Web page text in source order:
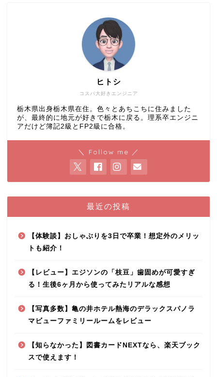
コスパ大好きエンジニア
ヒトシ
栃木県出身栃木県在住。色々とあちこちに住みました
が、最終的に地元が好きで栃木に戻る。理系卒エンジニ
アだけど簿記2級とFP2級に合格。
＼ Follow me ／
最近の投稿
【体験談】おしゃぶりを3日で卒業！想定外のメリッ
トも紹介！
【レビュー】エジソンの「枝豆」歯固めが可愛すぎ
る！生後6ヶ月から使ってみたリアルな感想
【写真多数】亀の井ホテル熱海のデラックスパノラ
マビューファミリールームをレビュー
【知らなかった】図書カードNEXTなら、楽天ブック
スで使えます！